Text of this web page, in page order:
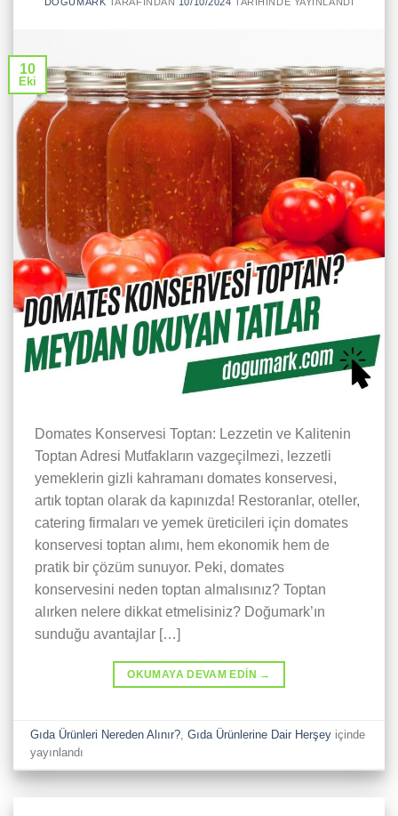
10
Eki
Domates Konservesi Toptan: Lezzetin ve Kalitenin
Toptan Adresi Mutfakların vazgeçilmezi, lezzetli
yemeklerin gizli kahramanı domates konservesi,
artık toptan olarak da kapınızda! Restoranlar, oteller,
catering firmaları ve yemek üreticileri için domates
konservesi toptan alımı, hem ekonomik hem de
pratik bir çözüm sunuyor. Peki, domates
konservesini neden toptan almalısınız? Toptan
alırken nelere dikkat etmelisiniz? Doğumark’ın
sunduğu avantajlar […]
OKUMAYA DEVAM EDIN →
Gıda Ürünleri Nereden Alınır?,Gıda Ürünlerine Dair Herşey içinde
yayınlandı